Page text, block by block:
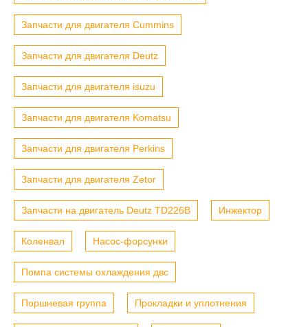
Запчасти для двигателя Cummins
Запчасти для двигателя Deutz
Запчасти для двигателя isuzu
Запчасти для двигателя Komatsu
Запчасти для двигателя Perkins
Запчасти для двигателя Zetor
Запчасти на двигатель Deutz TD226B Инжектор
Коленвал Насос-форсунки
Помпа системы охлаждения двс
Поршневая группа Прокладки и уплотнения